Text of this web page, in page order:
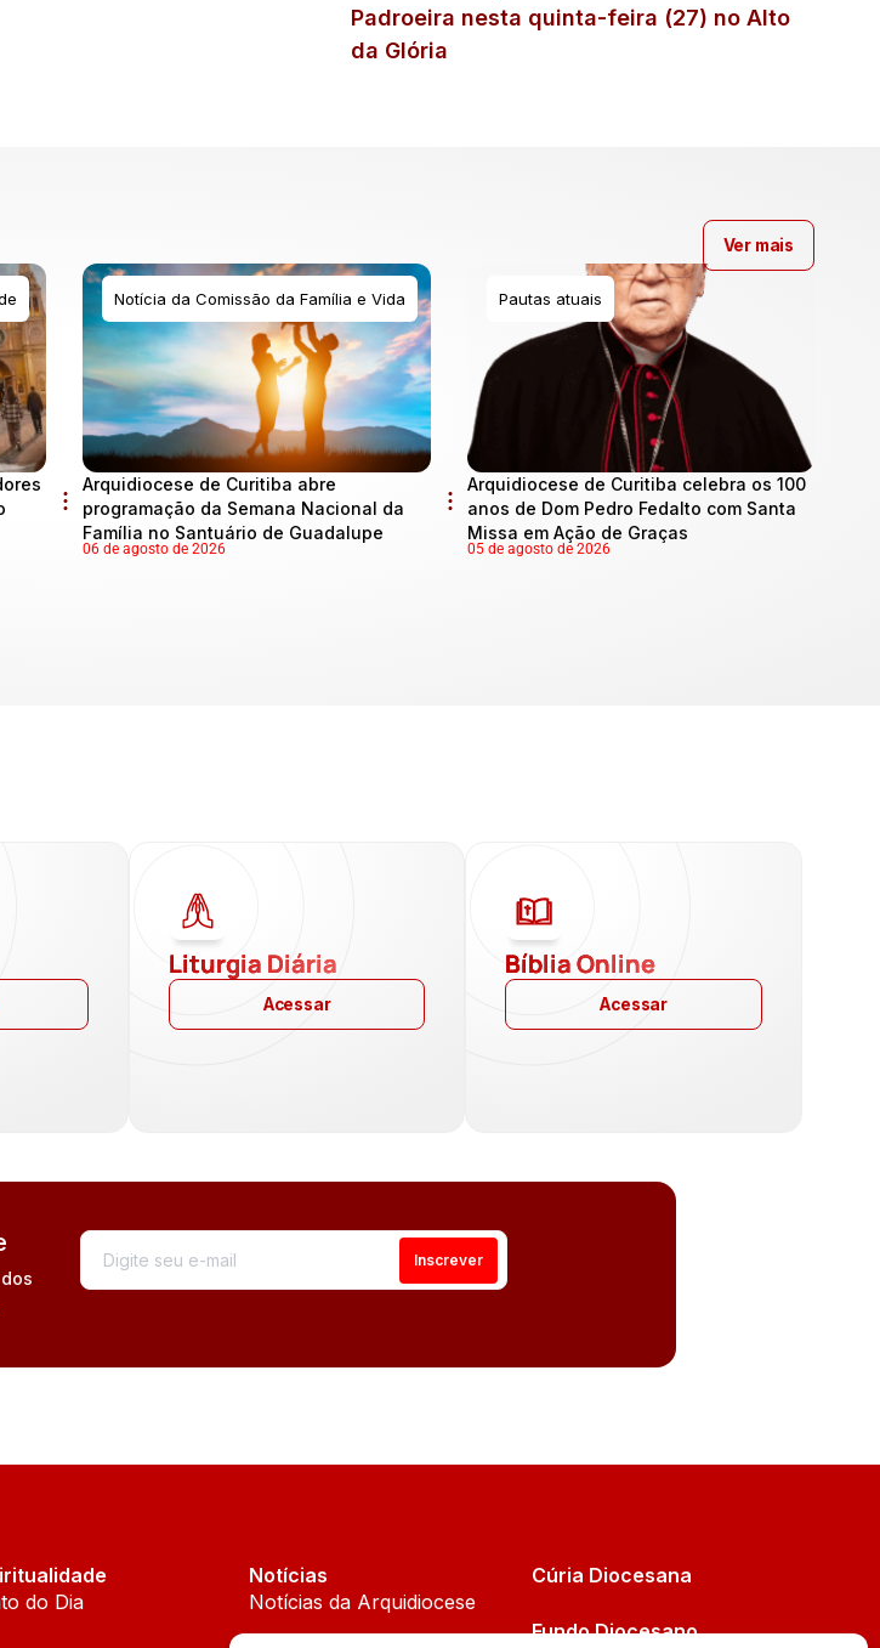
Padroeira nesta quinta-feira (27) no Alto
da Glória
Notícia da Comissão da Família e Vida
Arquidiocese de Curitiba abre
programação da Semana Nacional da
Família no Santuário de Guadalupe
06 de agosto de 2026
Pautas atuais
Arquidiocese de Curitiba celebra os 100
anos de Dom Pedro Fedalto com Santa
Missa em Ação de Graças
05 de agosto de 2026
Ver mais
Liturgia Diária
Acessar
Bíblia Online
Acessar
do Dia
Notícias
Notícias da Arquidiocese
Cúria Diocesana
Fundo Diocesano